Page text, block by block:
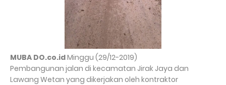
MUBA DO.co.idMinggu (29/12-2019)
Pembangunan jalan di kecamatan Jirak Jaya dan
Lawang Wetan yang dikerjakan oleh kontraktor